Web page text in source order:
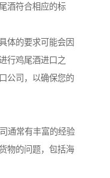
酒符合相应的标
体的要求可能会因
行鸡尾酒进口之
公司，以确保您的
通常有丰富的经验
物的问题，包括海